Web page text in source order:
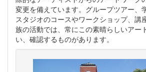
変更を備えています。グループツアー、
スタジオのコースやワークショップ、講
族の活動では、常にこの素晴らしいアー
い、確認するものがあります。